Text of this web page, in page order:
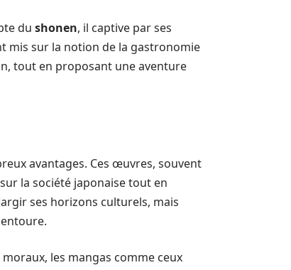
du shonen, il captive par ses
mis sur la notion de la gastronomie
tout en proposant une aventure
avantages. Ces œuvres, souvent
la société japonaise tout en
ses horizons culturels, mais
les mangas comme ceux